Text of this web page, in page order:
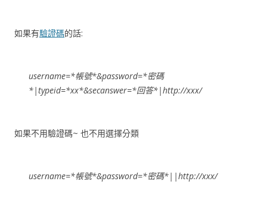
如果有驗證碼的話:
username=*帳號*&password=*密碼
*|typeid=*xx*&secanswer=*回答*|http://xxx/
如果不用驗證碼~ 也不用選擇分類
username=*帳號*&password=*密碼*||http://xxx/